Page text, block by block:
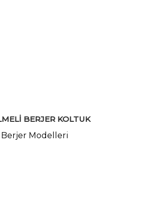
BERJER KOLTUK